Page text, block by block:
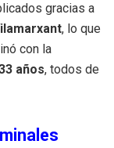
gracias a
, lo que
con la
años, todos de